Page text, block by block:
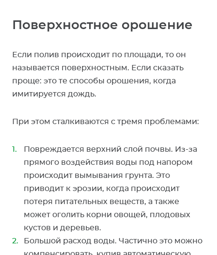
Поверхностное орошение
Если полив происходит по площади, то он
называется поверхностным. Если сказать
проще: это те способы орошения, когда
имитируется дождь.
При этом сталкиваются с тремя проблемами:
Повреждается верхний слой почвы. Из-за
прямого воздействия воды под напором
происходит вымывания грунта. Это
приводит к эрозии, когда происходит
потеря питательных веществ, а также
может оголить корни овощей, плодовых
кустов и деревьев.
Большой расход воды. Частично это можно